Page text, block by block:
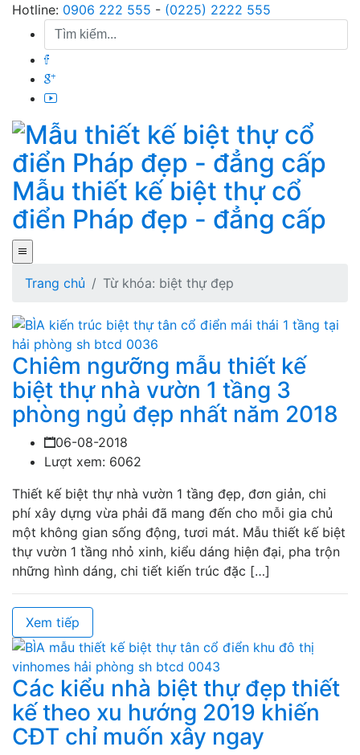
Skip
content
Hotline: 0906 222 555 - (0225) 2222 555
Mẫu thiết kế biệt thự cổ
điển Pháp đẹp - đẳng cấp
Trang chủ Từ khóa: biệt thự đẹp
Chiêm ngưỡng mẫu thiết kế
biệt thự nhà vườn 1 tầng 3
phòng ngủ đẹp nhất năm 2018
06-08-2018
Lượt xem: 6062
Thiết kế biệt thự nhà vườn 1 tầng đẹp, đơn giản, chi
phí xây dựng vừa phải đã mang đến cho mỗi gia chủ
một không gian sống động, tươi mát. Mẫu thiết kế biệt
thự vườn 1 tầng nhỏ xinh, kiểu dáng hiện đại, pha trộn
những hình dáng, chi tiết kiến trúc đặc […]
Xem tiếp
Các kiểu nhà biệt thự đẹp thiết
kế theo xu hướng 2019 khiến
CĐT chỉ muốn xây ngay